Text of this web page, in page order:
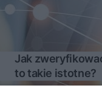
Jak
to takie istotne?